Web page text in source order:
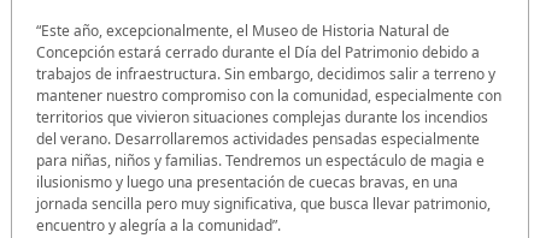
“Este año, excepcionalmente, el Museo de Historia Natural de
Concepción estará cerrado durante el Día del Patrimonio debido a
trabajos de infraestructura. Sin embargo, decidimos salir a terreno y
mantener nuestro compromiso con la comunidad, especialmente con
territorios que vivieron situaciones complejas durante los incendios
del verano. Desarrollaremos actividades pensadas especialmente
para niñas, niños y familias. Tendremos un espectáculo de magia e
ilusionismo y luego una presentación de cuecas bravas, en una
jornada sencilla pero muy significativa, que busca llevar patrimonio,
encuentro y alegría a la comunidad”.